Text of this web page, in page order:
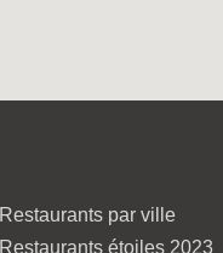
Restaurants par ville
Restaurants étoiles 2023